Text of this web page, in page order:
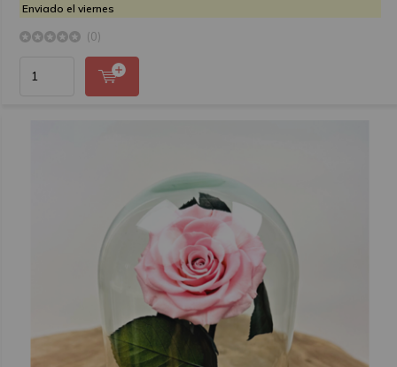
Enviado el viernes
(0)